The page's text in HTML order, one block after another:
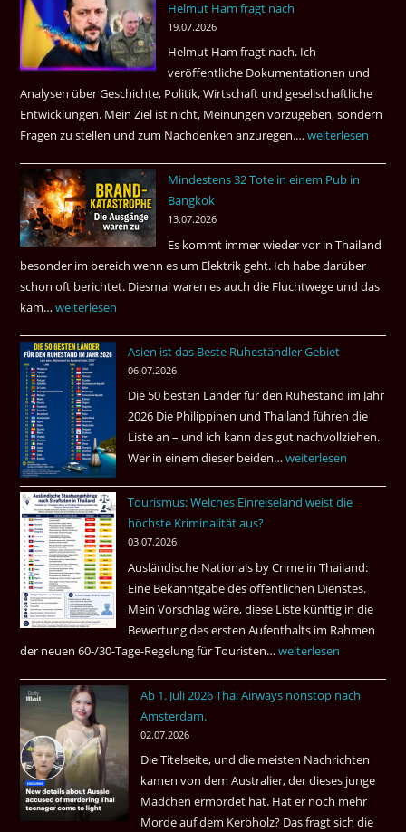
3
Tote
kamen
dazu.
Helmut Ham fragt nach
19.07.2026
Helmut Ham fragt nach. Ich
veröffentliche Dokumentationen und
Analysen über Geschichte, Politik, Wirtschaft und gesellschaftliche
Entwicklungen. Mein Ziel ist nicht, Meinungen vorzugeben, sondern
Fragen zu stellen und zum Nachdenken anzuregen.…Russland
Was
können?
|
Helmut
fragt
weiterlesen
Mindestens 32 Tote in einem Pub in
Bangkok
13.07.2026
Es kommt immer wieder vor in Thailand
besonder im bereich wenn es um Elektrik geht. Ich habe darüber
schon oft berichtet. Diesmal waren es auch die Fluchtwege und das
kam…Mindestens
Tote
einem
Pub
Bangkok
weiterlesen
Asien ist das Beste Ruheständler Gebiet
06.07.2026
Die 50 besten Länder für den Ruhestand im Jahr
2026 Die Philippinen und Thailand führen die
Liste an – und ich kann das gut nachvollziehen.
Wer in einem dieser beiden…Asien
das
Gebiet
weiterlesen
Tourismus: Welches Einreiseland weist die
höchste Kriminalität aus?
03.07.2026
Ausländische Nationals by Crime in Thailand:
Eine Bekanntgabe des öffentlichen Dienstes.
Mein Vorschlag wäre, diese Liste künftig in die
Bewertung des ersten Aufenthalts im Rahmen
der neuen 60-/30-Tage-Regelung für Touristen…Tourismus:
Einreiseland
höchste
Kriminalität
aus?
weiterlesen
Ab 1. Juli 2026 Thai Airways nonstop nach
Amsterdam.
02.07.2026
Die Titelseite, und die meisten Nachrichten
kamen von dem Australier, der dieses junge
Mädchen ermordet hat. Hat er noch mehr
Morde auf dem Kerbholz? Das fragt sich die